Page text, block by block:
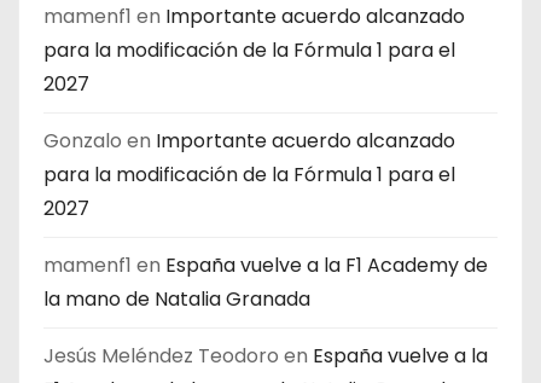
mamenf1 en Importante acuerdo alcanzado
para la modificación de la Fórmula 1 para el
2027
Gonzalo en Importante acuerdo alcanzado
para la modificación de la Fórmula 1 para el
2027
mamenf1 en España vuelve a la F1 Academy de
la mano de Natalia Granada
Jesús Meléndez Teodoro en España vuelve a la